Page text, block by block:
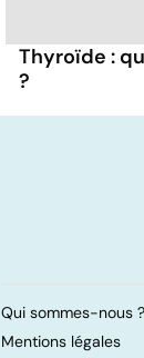
Thyroïde :
?
Qui sommes-nous ?
Mentions légales